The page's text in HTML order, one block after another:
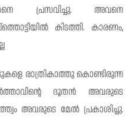
പ്രസവിച്ചു. അവനെ
കിടത്തി. കാരണം,
രാത്രികാത്തു കൊണ്ടിരുന്ന
ദൂതൻ അവരുടെ
അവരുടെ മേൽ പ്രകാശിച്ചു.